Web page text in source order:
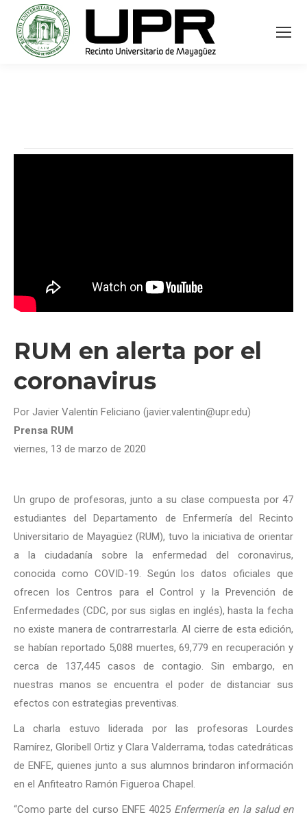
RUM en alerta por el
coronavirus
Por Javier Valentín Feliciano (javier.valentin@upr.edu)
Prensa RUM
viernes, 13 de marzo de 2020
Un grupo de profesoras, junto a su clase compuesta por 47
estudiantes del Departamento de Enfermería del Recinto
Universitario de Mayagüez (RUM), tuvo la iniciativa de orientar
a la ciudadanía sobre la enfermedad del coronavirus,
conocida como COVID-19. Según los datos oficiales que
ofrecen los Centros para el Control y la Prevención de
Enfermedades (CDC, por sus siglas en inglés), hasta la fecha
no existe manera de contrarrestarla. Al cierre de esta edición,
se habían reportado 5,088 muertes, 69,779 en recuperación y
cerca de 137,445 casos de contagio. Sin embargo, en
nuestras manos se encuentra el poder de distanciar sus
efectos con estrategias preventivas.
La charla estuvo liderada por las profesoras Lourdes
Ramírez, Gloribell Ortiz y Clara Valderrama, todas catedráticas
de ENFE, quienes junto a sus alumnos brindaron información
en el Anfiteatro Ramón Figueroa Chapel.
“Como parte del curso ENFE 4025 Enfermería en la salud en